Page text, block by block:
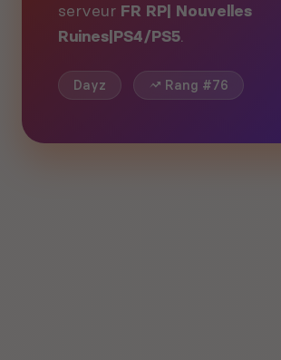
serveur FR RP| Nouvelles
Ruines|PS4/PS5.
Dayz Rang #76